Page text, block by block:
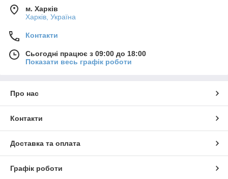
м. Харків
Харків, Україна
Контакти
Сьогодні працює з 09:00 до 18:00
Показати весь графік роботи
Про нас
Контакти
Доставка та оплата
Графік роботи